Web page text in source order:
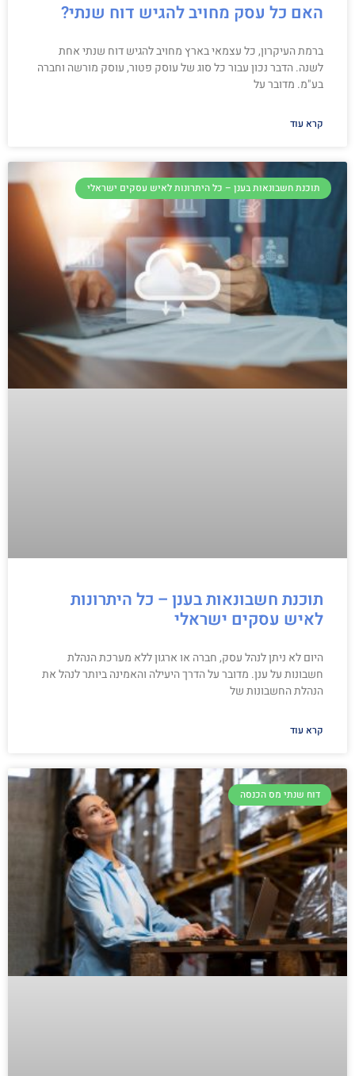
האם כל עסק מחויב להגיש דוח שנתי?
ברמת העיקרון, כל עצמאי בארץ מחויב להגיש דוח שנתי אחת
לשנה. הדבר נכון עבור כל סוג של עוסק פטור, עוסק מורשה וחברה
בע"מ. מדובר על
קרא עוד
תוכנת חשבונאות בענן – כל היתרונות לאיש עסקים ישראלי
תוכנת חשבונאות בענן – כל היתרונות
לאיש עסקים ישראלי
היום לא ניתן לנהל עסק, חברה או ארגון ללא מערכת הנהלת
חשבונות על ענן. מדובר על הדרך היעילה והאמינה ביותר לנהל את
הנהלת החשבונות של
קרא עוד
דוח שנתי מס הכנסה